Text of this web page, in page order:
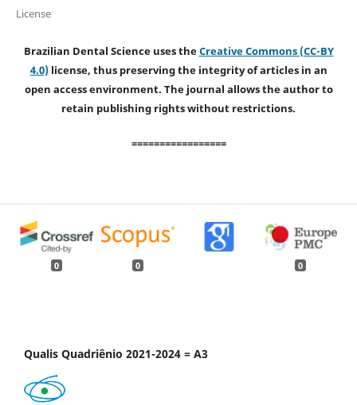
License
Brazilian Dental Science uses theCreative Commons (CC-BY
4.0)license, thus preserving the integrity of articles in an
open access environment. The journal allows the author to
retain publishing rights without restrictions.
=================
0 0 0
Qualis Quadriênio 2021-2024 = A3